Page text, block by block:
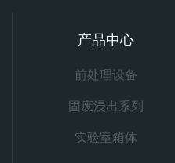
产品中心
前处理设备
固废浸出系列
实验室箱体